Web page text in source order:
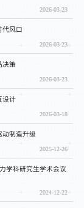
2026-03-23
代风口
2026-03-23
决策
2026-03-23
设计
2026-03-18
动制造升级
2025-12-26
学科研究生学术会议
2024-12-22